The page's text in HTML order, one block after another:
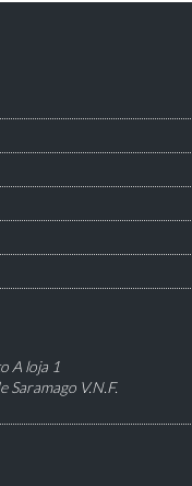
A loja 1
Saramago V.N.F.